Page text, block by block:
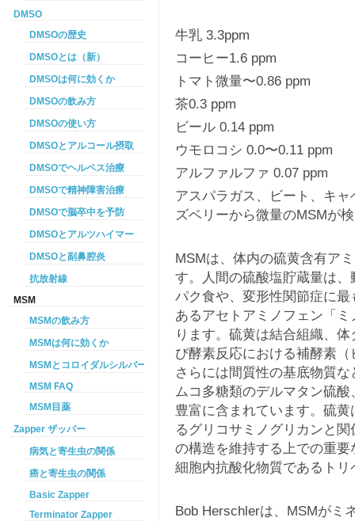
牛乳 3.3ppm
コーヒー1.6 ppm
トマト微量〜0.86 ppm
茶0.3 ppm
ビール 0.14 ppm
ウモロコシ 0.0〜0.11 ppm
アルファルファ 0.07 ppm
アスパラガス、ビート、キ
ズベリーから微量のMSMが
MSMは、体内の硫黄含有ア
す。人間の硫酸塩貯蔵量は
パク食や、変形性関節症に
あるアセトアミノフェン「
ります。硫黄は結合組織、
び酵素反応における補酵素
さらには間質性の基底物質
ムコ多糖類のデルマタン硫
豊富に含まれています。硫
るグリコサミノグリカンと
の構造を維持する上での重
細胞内抗酸化物質であるト
Bob Herschlerは、MSMがミ
DMSO
DMSOの歴史
DMSOとは（新）
DMSOは何に効くか
DMSOの飲み方
DMSOの使い方
DMSOとアルコール摂取
DMSOでヘルペス治療
DMSOで精神障害治療
DMSOで脳卒中を予防
DMSOとアルツハイマー
DMSOと副鼻腔炎
抗放射線
MSM
MSMの飲み方
MSMは何に効くか
MSMとコロイダルシルバーを使った癌プロトコル
MSM FAQ
MSM目薬
Zapper ザッパー
病気と寄生虫の関係
癌と寄生虫の関係
Basic Zapper
Terminator Zapper